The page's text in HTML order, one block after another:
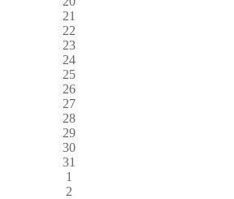
21
22
23
24
25
26
27
28
29
30
31
1
2